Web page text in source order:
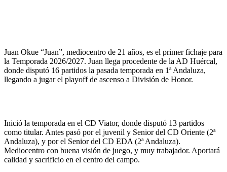
Juan Okue “Juan”, mediocentro de 21 años, es el primer fichaje para
la Temporada 2026/2027. Juan llega procedente de la AD Huércal,
donde disputó 16 partidos la pasada temporada en 1ª Andaluza,
llegando a jugar el playoff de ascenso a División de Honor.
Inició la temporada en el CD Viator, donde disputó 13 partidos
como titular. Antes pasó por el juvenil y Senior del CD Oriente (2ª
Andaluza), y por el Senior del CD EDA (2ª Andaluza).
Mediocentro con buena visión de juego, y muy trabajador. Aportará
calidad y sacrificio en el centro del campo.